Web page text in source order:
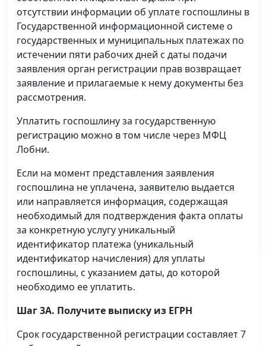
отсутствии информации об уплате госпошлины в
Государственной информационной системе о
государственных и муниципальных платежах по
истечении пяти рабочих дней с даты подачи
заявления орган регистрации прав возвращает
заявление и прилагаемые к нему документы без
рассмотрения.
Уплатить госпошлину за государственную
регистрацию можно в том числе через МФЦ
Лобни.
Если на момент представления заявления
госпошлина не уплачена, заявителю выдается
или направляется информация, содержащая
необходимый для подтверждения факта оплаты
за конкретную услугу уникальный
идентификатор платежа (уникальный
идентификатор начисления) для уплаты
госпошлины, с указанием даты, до которой
необходимо ее уплатить.
Шаг 3А. Получите выписку из ЕГРН
Срок государственной регистрации составляет 7